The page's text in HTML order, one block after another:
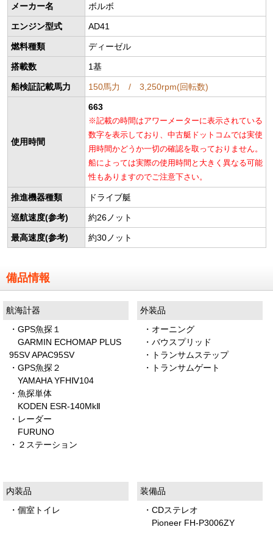
メーカー名 ボルボ
エンジン型式 AD41
燃料種類 ディーゼル
搭載数 1基
船検証記載馬力 150馬力 / 3,250rpm(回転数)
使用時間
663
※記載の時間はアワーメーターに表示されている
数字を表示しており、中古艇ドットコムでは実使
用時間かどうか一切の確認を取っておりません。
船によっては実際の使用時間と大きく異なる可能
性もありますのでご注意下さい。
推進機器種類 ドライブ艇
巡航速度(参考) 約26ノット
最高速度(参考) 約30ノット
備品情報
航海計器
・GPS魚探１
GARMIN ECHOMAP PLUS
95SV APAC95SV
・GPS魚探２
YAMAHA YFHⅣ104
・魚探単体
KODEN ESR-140MkⅡ
・レーダー
FURUNO
・２ステーション
外装品
・オーニング
・バウスプリッド
・トランサムステップ
・トランサムゲート
内装品
・個室トイレ
装備品
・CDステレオ
Pioneer FH-P3006ZY